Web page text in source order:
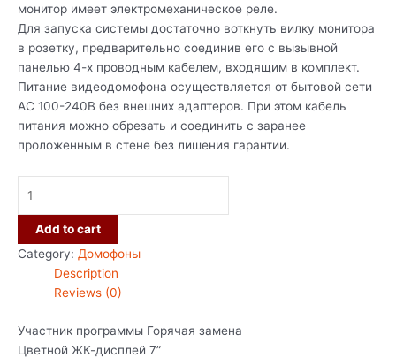
монитор имеет электромеханическое реле.
Для запуска системы достаточно воткнуть вилку монитора
в розетку, предварительно соединив его с вызывной
панелью 4-х проводным кабелем, входящим в комплект.
Питание видеодомофона осуществляется от бытовой сети
AC 100-240В без внешних адаптеров. При этом кабель
питания можно обрезать и соединить с заранее
проложенным в стене без лишения гарантии.
Add to cart
Category: Домофоны
Description
Reviews (0)
Участник программы Горячая замена
Цветной ЖК-дисплей 7”